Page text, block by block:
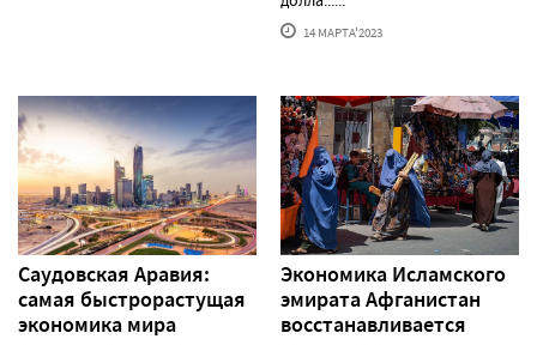
14 МАРТА'2023
Саудовская Аравия:
самая быстрорастущая
экономика мира
Экономика Исламского
эмирата Афганистан
восстанавливается